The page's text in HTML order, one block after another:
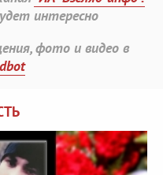
интересно
фото и видео в